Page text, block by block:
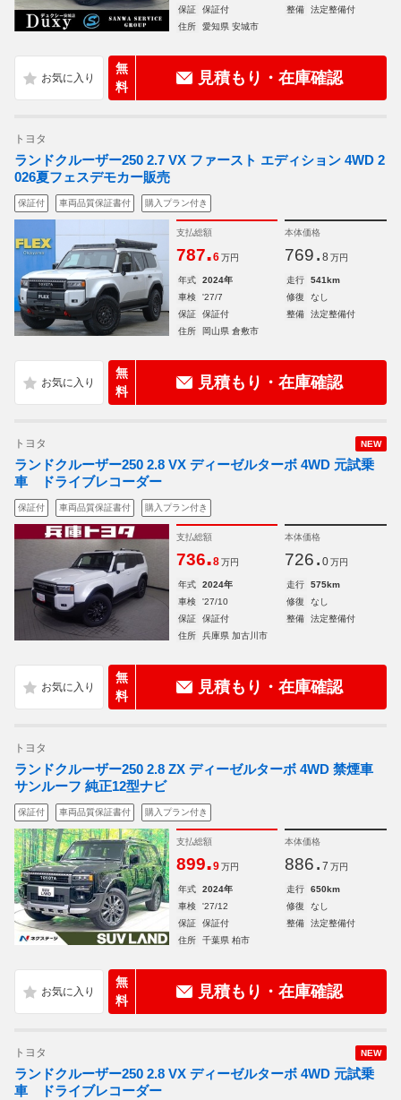
保証
保証付 整備
法定整備付
住所
愛知県 安城市
無
料
見積もり・在庫確認
トヨタ
ランドクルーザー250 2.7 VX ファースト エディション 4WD 2
026夏フェスデモカー販売
保証付 車両品質保証書付 購入プラン付き
支払総額
787.6 万円
本体価格
769. 8 万円
年式 2024年 走行
541km
車検
'27/7 修復
なし
保証
保証付 整備
法定整備付
住所
岡山県 倉敷市
無
料
見積もり・在庫確認
NEW
トヨタ
ランドクルーザー250 2.8 VX ディーゼルターボ 4WD 元試乗
車 ドライブレコーダー
保証付 車両品質保証書付 購入プラン付き
支払総額
736.8 万円
本体価格
726. 0 万円
年式 2024年 走行
575km
車検
'27/10 修復
なし
保証
保証付 整備
法定整備付
住所
兵庫県 加古川市
無
料
見積もり・在庫確認
トヨタ
ランドクルーザー250 2.8 ZX ディーゼルターボ 4WD 禁煙車
サンルーフ 純正12型ナビ
保証付 車両品質保証書付 購入プラン付き
支払総額
899.9 万円
本体価格
886. 7 万円
年式 2024年 走行
650km
車検
'27/12 修復
なし
保証
保証付 整備
法定整備付
住所
千葉県 柏市
無
料
見積もり・在庫確認
NEW
トヨタ
ランドクルーザー250 2.8 VX ディーゼルターボ 4WD 元試乗
車 ドライブレコーダー